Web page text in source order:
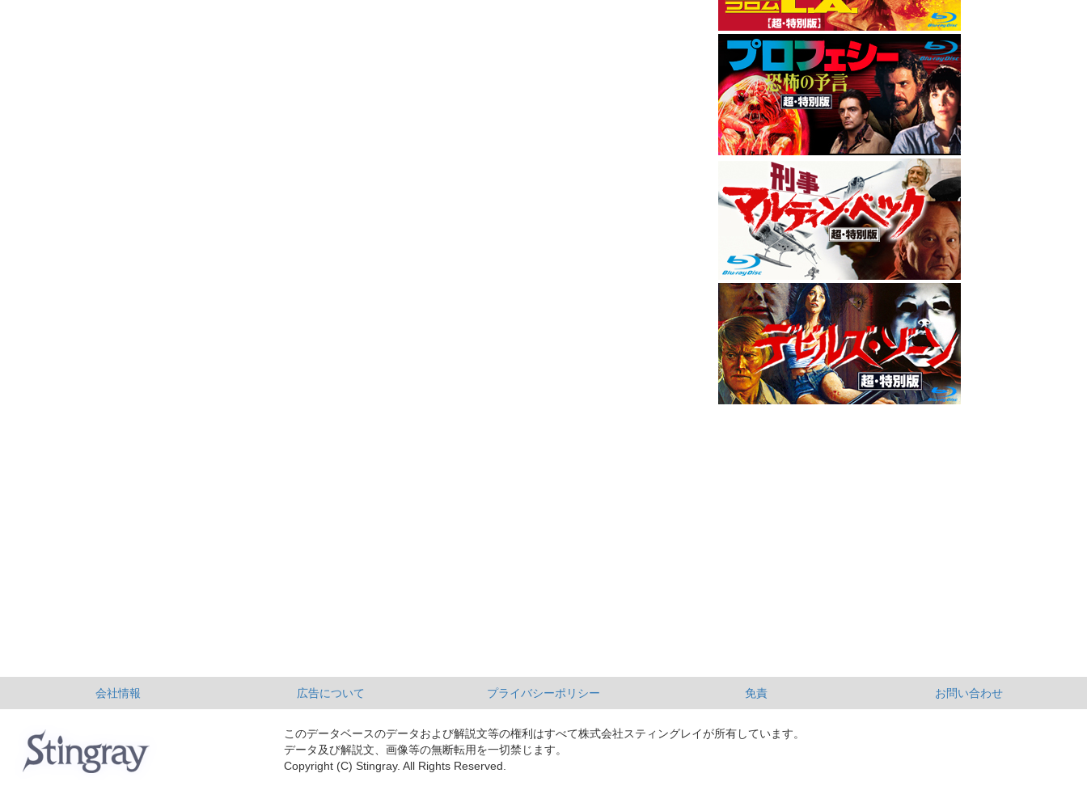
会社情報 広告について プライバシーポリシー 免責 お問い合わせ
このデータベースのデータおよび解説文等の権利はすべて株式会社スティングレイが所有しています。
データ及び解説文、画像等の無断転用を一切禁じます。
Copyright (C) Stingray. All Rights Reserved.